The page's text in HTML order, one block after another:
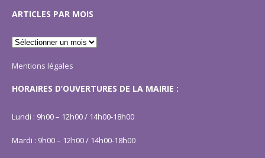
ARTICLES PAR MOIS
Mentions légales
HORAIRES D’OUVERTURES DE LA MAIRIE :
Lundi : 9h00 – 12h00 / 14h00-18h00
Mardi : 9h00 – 12h00 / 14h00-18h00